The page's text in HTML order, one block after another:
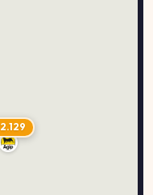
2.129